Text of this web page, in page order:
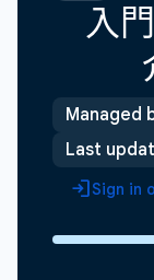
入
Managed
Last
Sign in